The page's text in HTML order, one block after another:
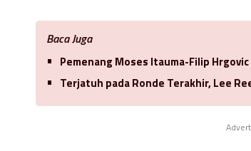
Baca Juga
Pemenang Moses Itauma-Filip
Terjatuh pada Ronde Terakhir, Lee